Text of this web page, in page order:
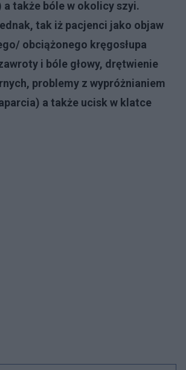
a także bóle w okolicy szyi.
tak iż pacjenci jako objaw
obciążonego kręgosłupa
i bóle głowy, drętwienie
problemy z wypróżnianiem
a także ucisk w klatce